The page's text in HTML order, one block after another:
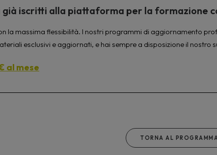
iscritti alla piattaforma per la formazione
la massima flessibilità. I nostri programmi di aggiornamento
esclusivi e aggiornati, e hai sempre a disposizione il
al mese
TORNA AL